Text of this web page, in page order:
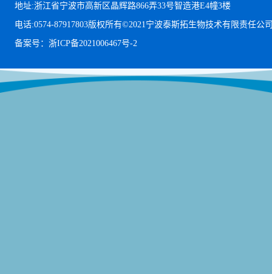
地址:浙江省宁波市高新区晶辉路866弄33号智造港E4幢3楼
电话:0574-87917803版权所有©2021宁波泰斯拓生物技术有限责任公
备案号：浙ICP备2021006467号-2